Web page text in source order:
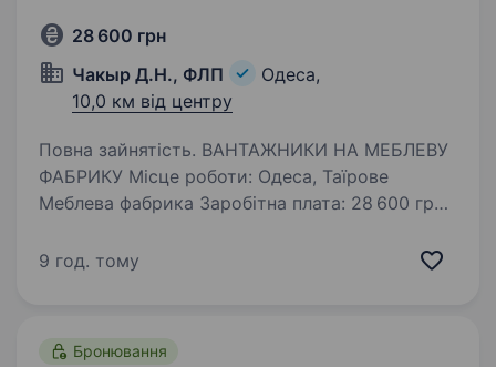
28 600 грн
Чакыр Д.Н., ФЛП
Одеса,
10,0 км від центру
Повна зайнятість. ВАНТАЖНИКИ НА МЕБЛЕВУ
ФАБРИКУ Місце роботи: Одеса, Таїрове
Меблева фабрика Заробітна плата: 28 600 грн
Запрошуємо на роботу вантажників
9 год. тому
Бронювання